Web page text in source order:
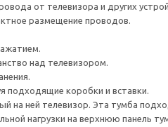
от телевизора и других
размещение проводов.
над телевизором.
подходящие коробки и вставки.
на ней телевизор. Эта тумба
нагрузки на верхнюю панель